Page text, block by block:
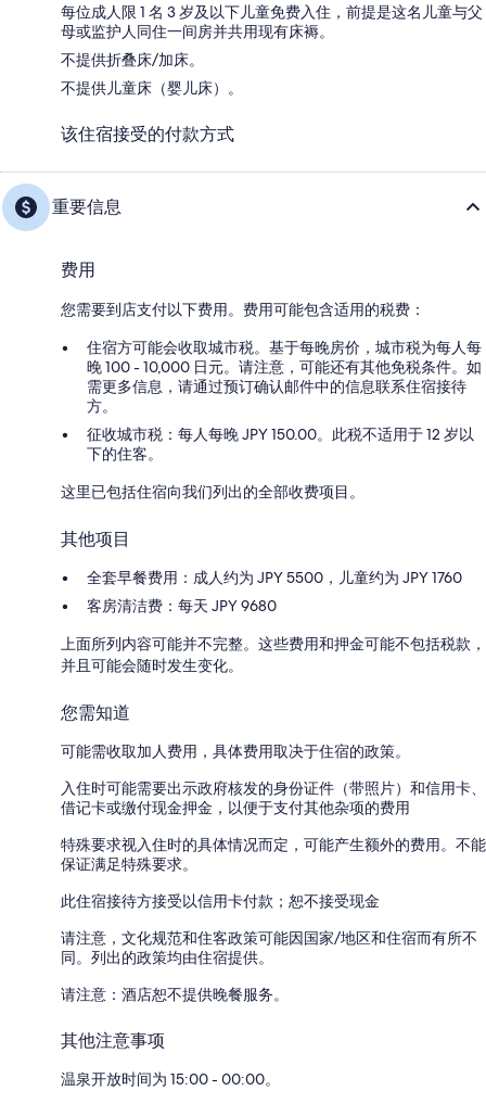
每位成人限 1 名 3 岁及以下儿童免费入住，前提是这名儿童与父
母或监护人同住一间房并共用现有床褥。
不提供折叠床/加床。
不提供儿童床（婴儿床）。
该住宿接受的付款方式
重要信息
费用
您需要到店支付以下费用。费用可能包含适用的税费：
住宿方可能会收取城市税。基于每晚房价，城市税为每人每
晚 100 - 10,000 日元。请注意，可能还有其他免税条件。如
需更多信息，请通过预订确认邮件中的信息联系住宿接待
方。
征收城市税：每人每晚 JPY 150.00。此税不适用于 12 岁以
下的住客。
这里已包括住宿向我们列出的全部收费项目。
其他项目
全套早餐费用：成人约为 JPY 5500，儿童约为 JPY 1760
客房清洁费：每天 JPY 9680
上面所列内容可能并不完整。这些费用和押金可能不包括税款，
并且可能会随时发生变化。
您需知道
可能需收取加人费用，具体费用取决于住宿的政策。
入住时可能需要出示政府核发的身份证件（带照片）和信用卡、
借记卡或缴付现金押金，以便于支付其他杂项的费用
特殊要求视入住时的具体情况而定，可能产生额外的费用。不能
保证满足特殊要求。
此住宿接待方接受以信用卡付款；恕不接受现金
请注意，文化规范和住客政策可能因国家/地区和住宿而有所不
同。列出的政策均由住宿提供。
请注意：酒店恕不提供晚餐服务。
其他注意事项
温泉开放时间为 15:00 - 00:00。